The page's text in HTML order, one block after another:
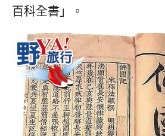
百科全書」。